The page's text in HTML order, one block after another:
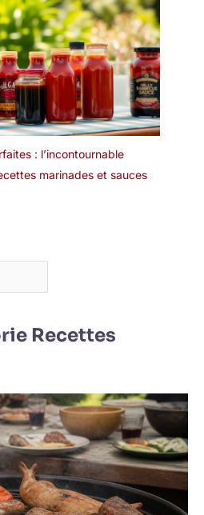
événement. Ce plat est
parfait pour les repas, le
pain, les fruits, les
gâteaux, les olives, les
sushis, les desserts ou
comme pièce maîtresse
au milieu de la table
vos Différentes
Utilisations,parfait pour
servir vos invités avec la
nourriture, tasses à thé,
tasses à café, apéritif, vin
rouge, cocktails, repas,
fruits, légumes, etc., ce
qui en fait une belle pièce
de décoration
organisateur supérieur
: l’incontournable
marinades et sauces
Recettes